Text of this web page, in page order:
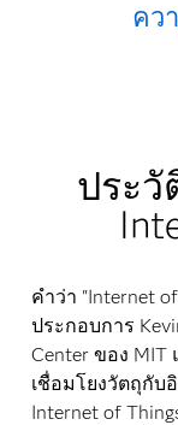
คว
ประ
คำว่า "Internet
ประกอบการ
Center ของ
เชื่อมโยงวัตถุกับ
Internet of